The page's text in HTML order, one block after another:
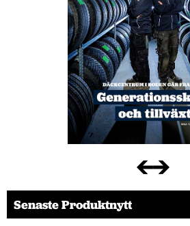
Senaste Produktnytt